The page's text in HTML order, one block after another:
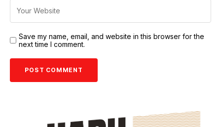
Save my name, email, and website in this browser for the
next time I comment.